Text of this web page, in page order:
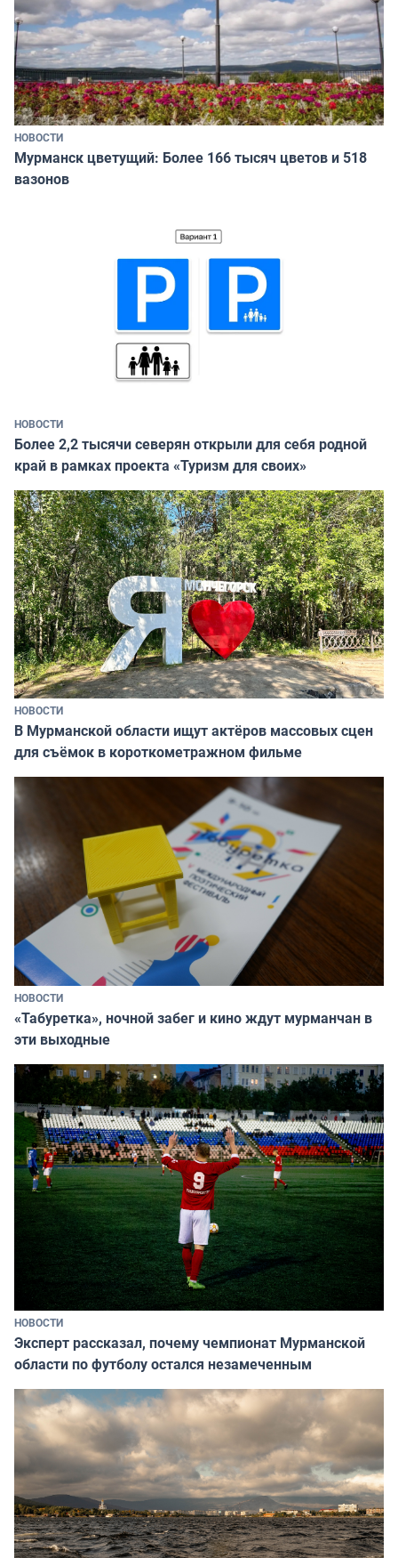
НОВОСТИ
Мурманск цветущий: Более 166 тысяч цветов и 518
вазонов
НОВОСТИ
Более 2,2 тысячи северян открыли для себя родной
край в рамках проекта «Туризм для своих»
НОВОСТИ
В Мурманской области ищут актёров массовых сцен
для съёмок в короткометражном фильме
НОВОСТИ
«Табуретка», ночной забег и кино ждут мурманчан в
эти выходные
НОВОСТИ
Эксперт рассказал, почему чемпионат Мурманской
области по футболу остался незамеченным